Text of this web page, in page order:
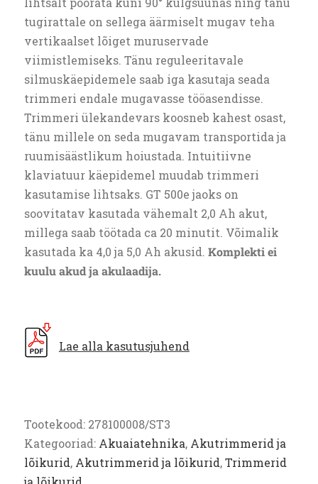
tugirattale on sellega äärmiselt mugav teha
vertikaalset lõiget muruservade
viimistlemiseks. Tänu reguleeritavale
silmuskäepidemele saab iga kasutaja seada
trimmeri endale mugavasse tööasendisse.
Trimmeri ülekandevars koosneb kahest osast,
tänu millele on seda mugavam transportida ja
ruumisäästlikum hoiustada. Intuitiivne
klaviatuur käepidemel muudab trimmeri
kasutamise lihtsaks. GT 500e jaoks on
soovitatav kasutada vähemalt 2,0 Ah akut,
millega saab töötada ca 20 minutit. Võimalik
kasutada ka 4,0 ja 5,0 Ah akusid. Komplekti ei
kuulu akud ja akulaadija.
Lae alla kasutusjuhend
Tootekood: 278100008/ST3
Kategooriad: Akuaiatehnika, Akutrimmerid ja
lõikurid, Akutrimmerid ja lõikurid,Trimmerid